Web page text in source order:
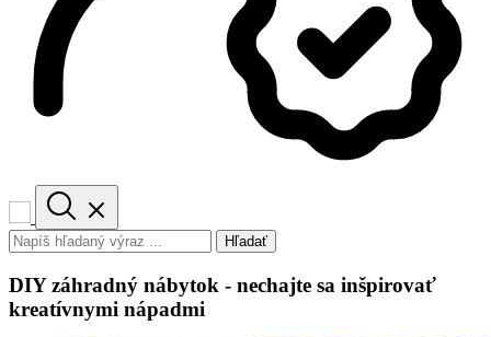
Hľadať
DIY záhradný nábytok - nechajte sa inšpirovať
kreatívnymi nápadmi